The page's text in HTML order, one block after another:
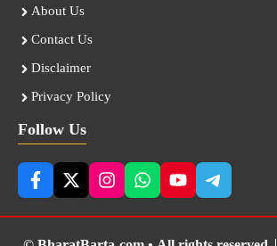
About Us
Contact Us
Disclaimer
Privacy Policy
Follow Us